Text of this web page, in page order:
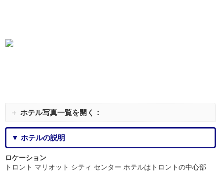
＋ ホテル写真一覧を開く：
▼ ホテルの説明
ロケーション
トロント マリオット シティ センター ホテルはトロントの中心部